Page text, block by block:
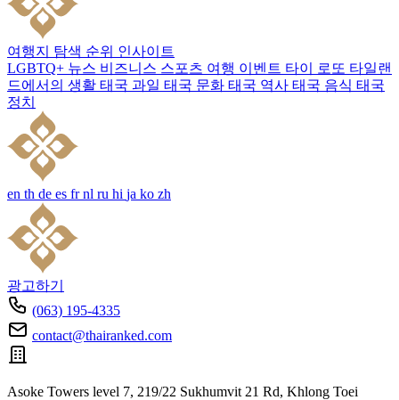
여행지 탐색 순위 인사이트
LGBTQ+ 뉴스 비즈니스 스포츠 여행 이벤트 타이 로또 타일랜
드에서의 생활 태국 과일 태국 문화 태국 역사 태국 음식 태국
정치
en th de es fr nl ru hi ja ko zh
광고하기
(063) 195-4335
contact@thairanked.com
Asoke Towers level 7, 219/22 Sukhumvit 21 Rd, Khlong Toei